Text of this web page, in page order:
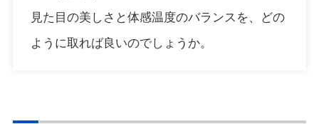
見た目の美しさと体感温度のバランスを、どの
ように取れば良いのでしょうか。